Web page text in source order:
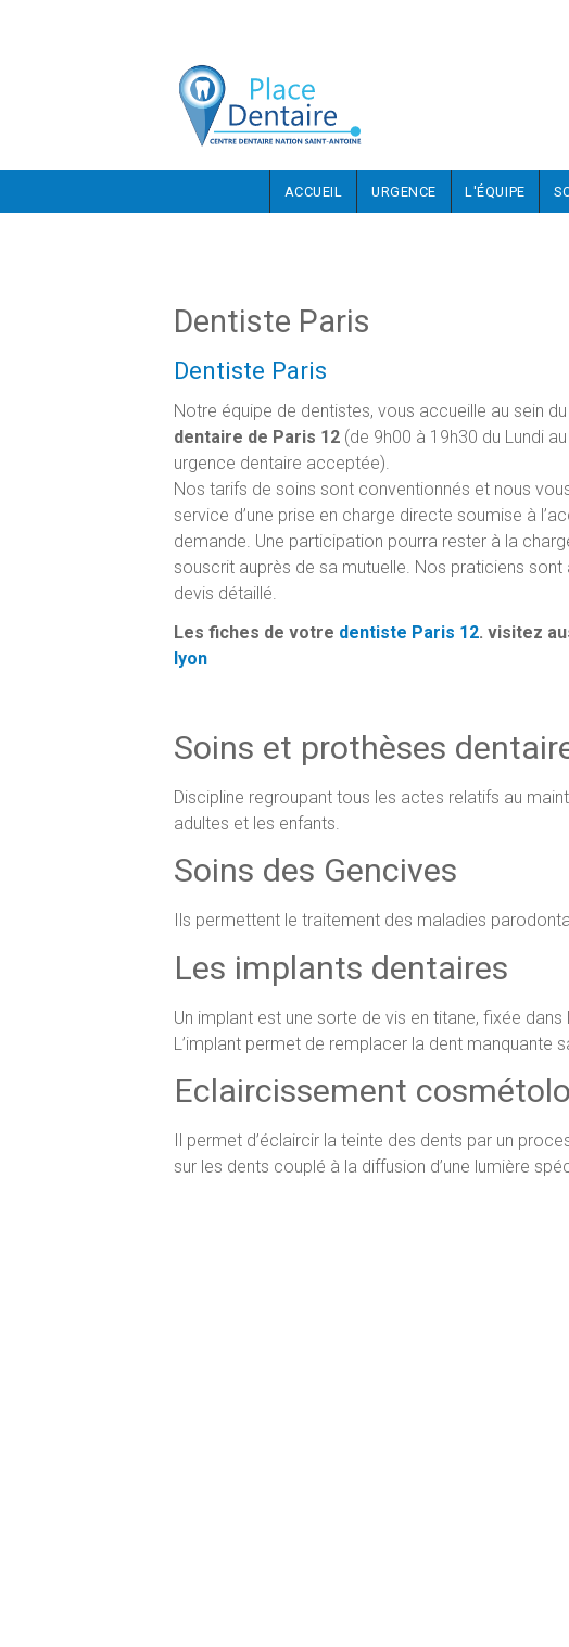
ACCUEIL URGENCE L'ÉQUIPE
Dentiste Paris
Dentiste Paris
Notre équipe de dentistes, vous accueille au sein du
dentaire de Paris 12 (de 9h00 à 19h30 du Lundi
urgence dentaire acceptée).
Nos tarifs de soins sont conventionnés et nous
service d’une prise en charge directe soumise à
demande. Une participation pourra rester à la
souscrit auprès de sa mutuelle. Nos praticiens sont
devis détaillé.
Les fiches de votre dentiste Paris 12. visitez
lyon
Soins et prothèses
Discipline regroupant tous les actes relatifs au
adultes et les enfants.
Soins des Gencives
Ils permettent le traitement des maladies
Les implants dentaires
Un implant est une sorte de vis en titane, fixée dans
L’implant permet de remplacer la dent manquante
Eclaircissement
Il permet d’éclaircir la teinte des dents par un
sur les dents couplé à la diffusion d’une lumière